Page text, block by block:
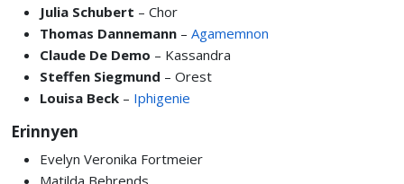
Julia Schubert – Chor
Thomas Dannemann – Agamemnon
Claude De Demo – Kassandra
Steffen Siegmund – Orest
Louisa Beck – Iphigenie
Erinnyen
Evelyn Veronika Fortmeier
Matilda Behrends